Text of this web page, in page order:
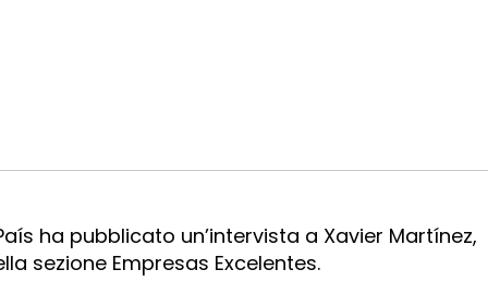
ha pubblicato un’intervista a Xavier Martínez,
sezione Empresas Excelentes.